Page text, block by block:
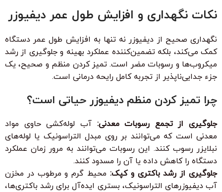
نکات نگهداری و افزایش طول عمر دیفیوزر
نگهداری صحیح از دیفیوزر نه تنها به افزایش طول عمر دستگاه
کمک می‌کند، بلکه تضمین‌کننده عملکرد بهینه و جلوگیری از رشد
میکروب‌ها و رسوبات مضر است. تمیز کردن منظم و صحیح، یک
جزء جدایی‌ناپذیر از تجربه کامل رایحه درمانی است.
چرا تمیز کردن منظم دیفیوزر حیاتی است؟
جلوگیری از تجمع رسوبات معدنی: آب لوله‌کشی حاوی مواد
معدنی است که می‌توانند بر روی مبدل التراسونیک یا لوله‌های
نبلایزر رسوب کنند. این رسوبات می‌توانند به مرور زمان عملکرد
دستگاه را کاهش داده یا آن را مسدود کنند.
جلوگیری از رشد باکتری و کپک: محیط گرم و مرطوب در مخزن
آب دیفیوزرهای التراسونیک، بستری ایده‌آل برای رشد باکتری‌ها،